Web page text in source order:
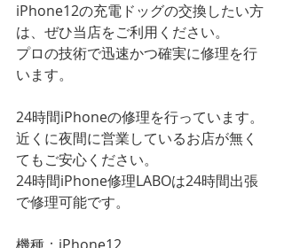
iPhone12の充電ドッグの交換したい方
は、ぜひ当店をご利用ください。
プロの技術で迅速かつ確実に修理を行
います。
24時間iPhoneの修理を行っています。
近くに夜間に営業しているお店が無く
てもご安心ください。
24時間iPhone修理LABOは24時間出張
で修理可能です。